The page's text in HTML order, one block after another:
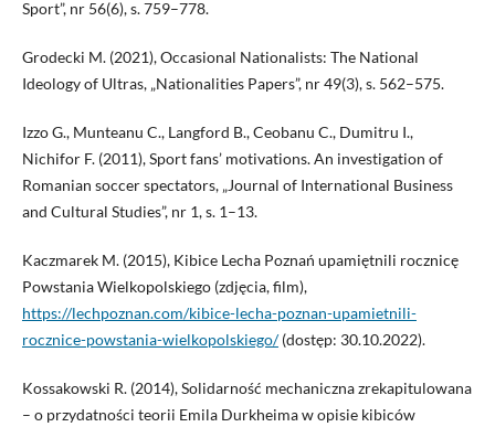
Sport”, nr 56(6), s. 759–778.
Grodecki M. (2021), Occasional Nationalists: The National
Ideology of Ultras, „Nationalities Papers”, nr 49(3), s. 562–575.
Izzo G., Munteanu C., Langford B., Ceobanu C., Dumitru I.,
Nichifor F. (2011), Sport fans’ motivations. An investigation of
Romanian soccer spectators, „Journal of International Business
and Cultural Studies”, nr 1, s. 1–13.
Kaczmarek M. (2015), Kibice Lecha Poznań upamiętnili rocznicę
Powstania Wielkopolskiego (zdjęcia, film),
https://lechpoznan.com/kibice-lecha-poznan-upamietnili-
rocznice-powstania-wielkopolskiego/(dostęp: 30.10.2022).
Kossakowski R. (2014), Solidarność mechaniczna zrekapitulowana
– o przydatności teorii Emila Durkheima w opisie kibiców